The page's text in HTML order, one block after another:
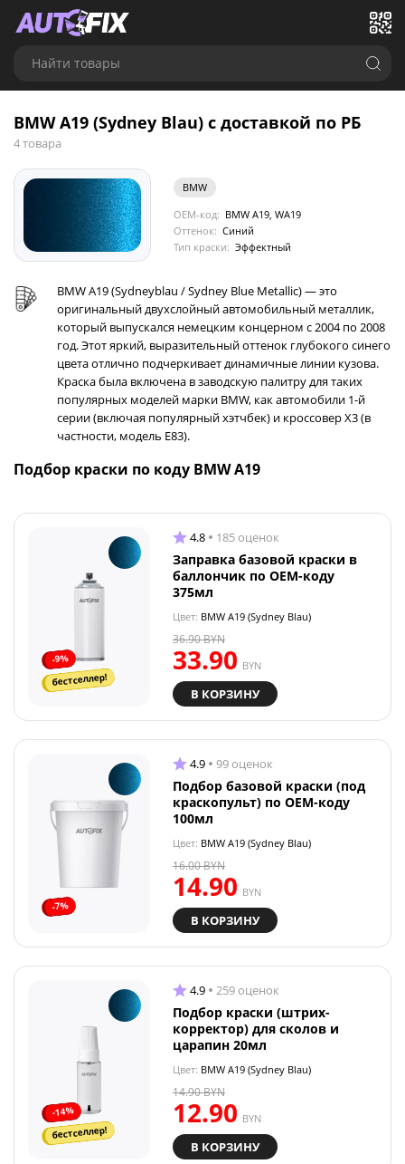
Найти товары
BMW A19 (Sydney Blau) с доставкой по РБ
4 товара
BMW
OEM-код: BMW A19, WA19
Оттенок: Синий
Тип краски: Эффектный
BMW A19 (Sydneyblau / Sydney Blue Metallic) — это
оригинальный двухслойный автомобильный металлик,
который выпускался немецким концерном с 2004 по 2008
год. Этот яркий, выразительный оттенок глубокого синего
цвета отлично подчеркивает динамичные линии кузова.
Краска была включена в заводскую палитру для таких
популярных моделей марки BMW, как автомобили 1-й
серии (включая популярный хэтчбек) и кроссовер X3 (в
частности, модель E83).
Подбор краски по коду BMW A19
-9%
бестселлер!
4.8 185 оценок
Заправка базовой краски в
баллончик по OEM-коду
375мл
Цвет: BMW A19 (Sydney Blau)
33.90 BYN
36.90BYN
В КОРЗИНУ
-7%
4.9 99 оценок
Подбор базовой краски (под
краскопульт) по OEM-коду
100мл
Цвет: BMW A19 (Sydney Blau)
14.90 BYN
16.00BYN
В КОРЗИНУ
-14%
бестселлер!
4.9 259 оценок
Подбор краски (штрих-
корректор) для сколов и
царапин 20мл
Цвет: BMW A19 (Sydney Blau)
12.90 BYN
14.90BYN
В КОРЗИНУ